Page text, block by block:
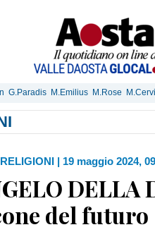
G.Paradis M.Emilius M.Rose
| 19 maggio 2024,
DELLA
del futuro